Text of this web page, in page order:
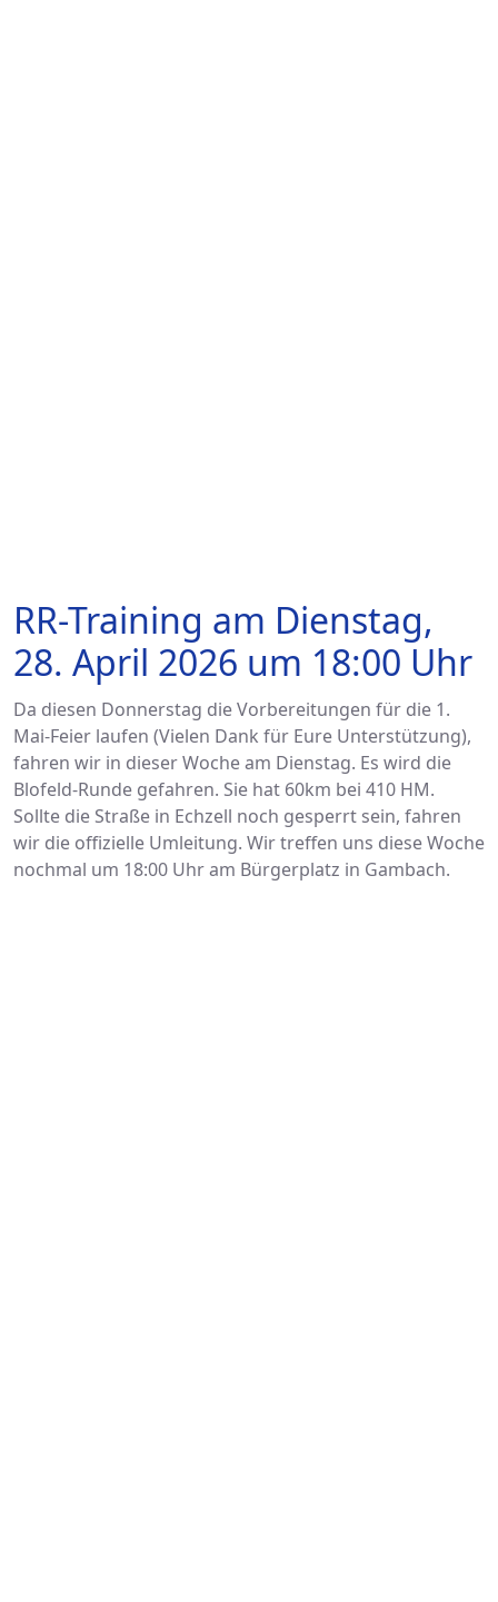
RR-Training am Dienstag,
28. April 2026 um 18:00 Uhr
Da diesen Donnerstag die Vorbereitungen für die 1.
Mai-Feier laufen (Vielen Dank für Eure Unterstützung),
fahren wir in dieser Woche am Dienstag. Es wird die
Blofeld-Runde gefahren. Sie hat 60km bei 410 HM.
Sollte die Straße in Echzell noch gesperrt sein, fahren
wir die offizielle Umleitung. Wir treffen uns diese Woche
nochmal um 18:00 Uhr am Bürgerplatz in Gambach.